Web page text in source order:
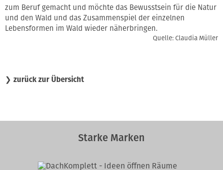
zum Beruf gemacht und möchte das Bewusstsein für die Natur
und den Wald und das Zusammenspiel der einzelnen
Lebensformen im Wald wieder näherbringen.
Quelle: Claudia Müller
❯ zurück zur Übersicht
Starke Marken